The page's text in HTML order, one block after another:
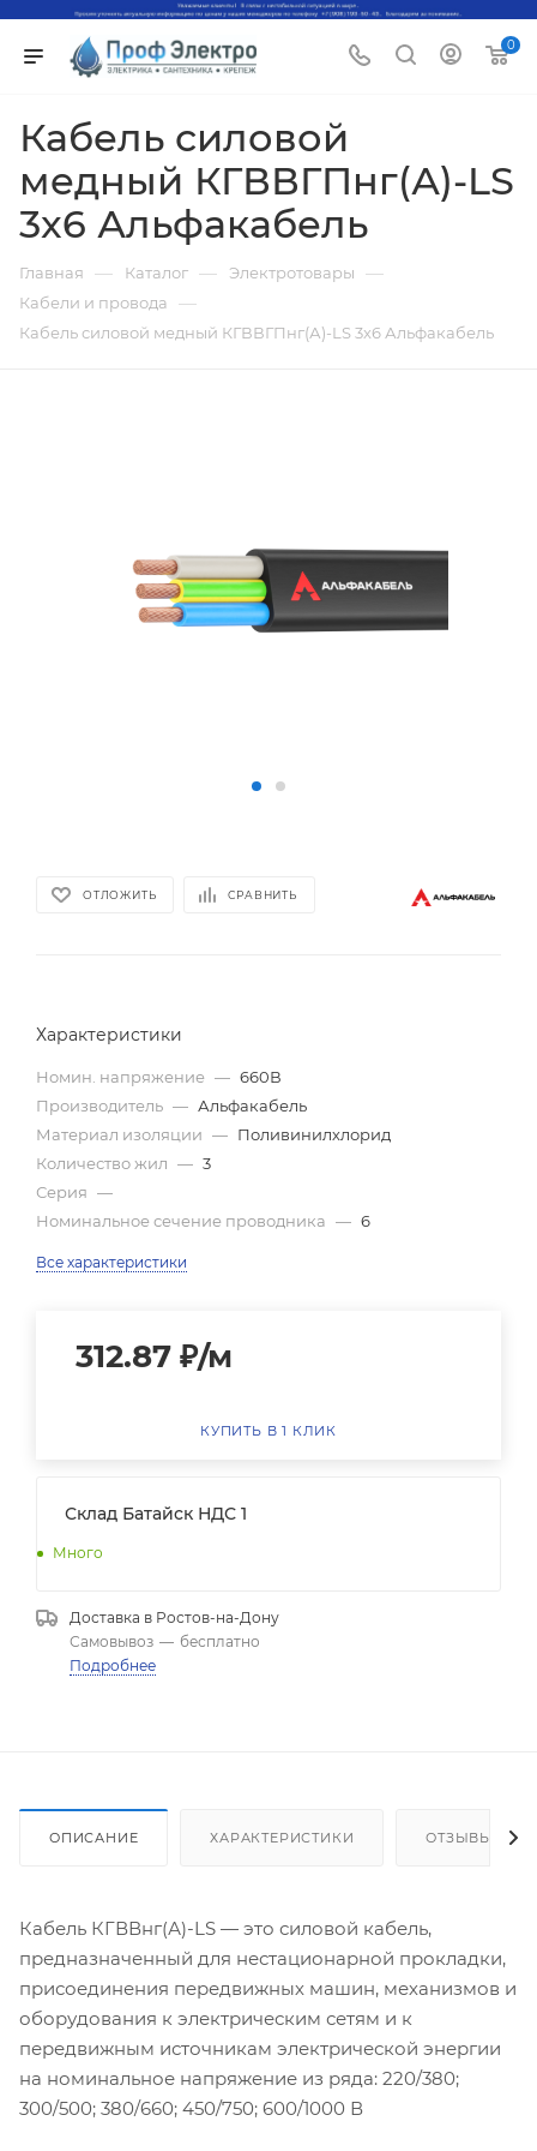
0
Кабель силовой
медный КГВВГПнг(А)-LS
3x6 Альфакабель
Главная — Каталог — Электротовары —
Кабели и провода —
Кабель силовой медный КГВВГПнг(А)-LS 3x6 Альфакабель
ОТЛОЖИТЬ СРАВНИТЬ
Характеристики
Номин. напряжение — 660В
Производитель — Альфакабель
Материал изоляции — Поливинилхлорид
Количество жил — 3
Серия —
Номинальное сечение проводника — 6
Все характеристики
312.87 ₽/м
КУПИТЬ В 1 КЛИК
Склад Батайск НДС 1
Много
Доставка в Ростов-на-Дону
Самовывоз — бесплатно
Подробнее
ОПИСАНИЕ ХАРАКТЕРИСТИКИ ОТЗЫВЫ
Кабель КГВВнг(А)-LS — это силовой кабель,
предназначенный для нестационарной прокладки,
присоединения передвижных машин, механизмов и
оборудования к электрическим сетям и к
передвижным источникам электрической энергии
на номинальное напряжение из ряда: 220/380;
300/500; 380/660; 450/750; 600/1000 В